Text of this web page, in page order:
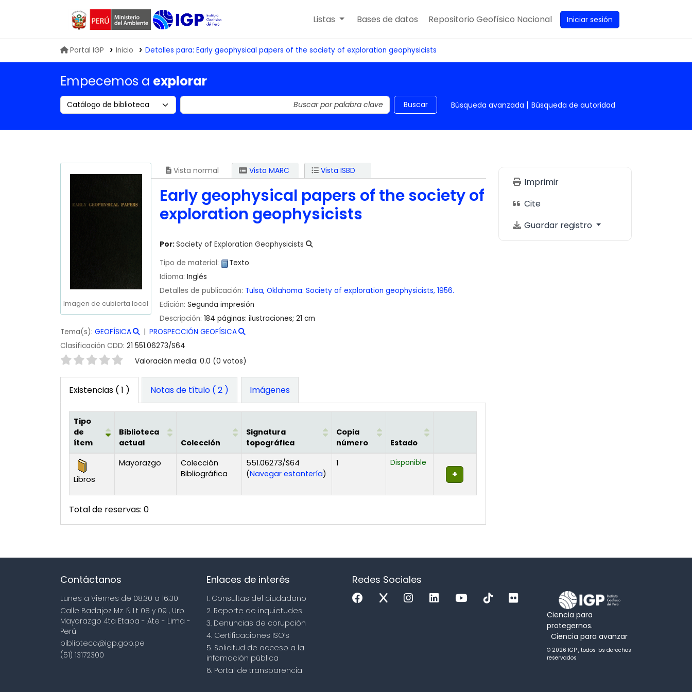
Biblioteca IGP
Listas Bases de datos Repositorio Geofísico Nacional Iniciar sesión
Portal IGP Inicio Detalles para: Early geophysical papers of the society of exploration geophysicists
Empecemos a explorar
Search the catalog by: Buscar en el catálogo por palabra clave Buscar Búsqueda avanzada Búsqueda de autoridad
Imagen de cubierta local
Vista normal Vista MARC Vista ISBD
Early geophysical papers of the society of
exploration geophysicists
Por:Society of Exploration Geophysicists
Tipo de material:
Texto
Idioma: Inglés
Detalles de publicación: Tulsa, Oklahoma: Society of exploration geophysicists, 1956.
Edición: Segunda impresión
Descripción: 184 páginas: ilustraciones; 21 cm
Tema(s): GEOFÍSICA
PROSPECCIÓN GEOFÍSICA
Clasificación CDD: 21 551.06273/S64
Valoración Valoración media: 0.0 (0 votos)
Existencias ( 1 ) Notas de título ( 2 ) Imágenes
Existencias
Tipo
de
ítem
Biblioteca
actual
Colección
Signatura
topográfica
Copia
número
Estado
Libros
Mayorazgo
Colección
Bibliográfica
551.06273/S64
(Navegar estantería(Abre debajo)
)
1 Disponible
Total de reservas: 0
Imprimir
Cite
Guardar registro
Contáctanos
Lunes a Viernes de 08:30 a 16:30
Calle Badajoz Mz. Ñ Lt 08 y 09 , Urb.
Mayorazgo 4ta Etapa - Ate - Lima -
Perú
biblioteca@igp.gob.pe
(51) 13172300
Enlaces de interés
1. Consultas del ciudadano
2. Reporte de inquietudes
3. Denuncias de corupción
4. Certificaciones ISO’s
5. Solicitud de acceso a la
infomación pública
6. Portal de transparencia
Redes Sociales
Ciencia para
protegernos.
Ciencia para avanzar
© 2026 IGP , todos los derechos
reservados